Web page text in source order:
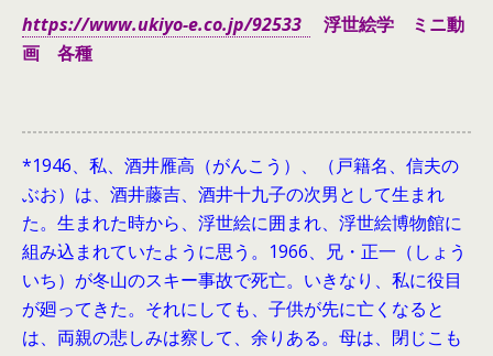
https://www.ukiyo-e.co.jp/92533
浮世絵学 ミニ動
画 各種
*1946、 私、酒井雁高（がんこう）、（戸籍名、信夫の
ぶお）は、酒井藤吉、酒井十九子の次男として生まれ
た。生まれた時から、浮世絵に囲まれ、浮世絵博物館に
組み込まれていたように思う。1966、兄・正一（しょう
いち）が冬山のスキー事故で死亡。いきなり、私に役目
が廻ってきた。それにしても、子供が先に亡くなると
は、両親の悲しみは察して、余りある。母は、閉じこも